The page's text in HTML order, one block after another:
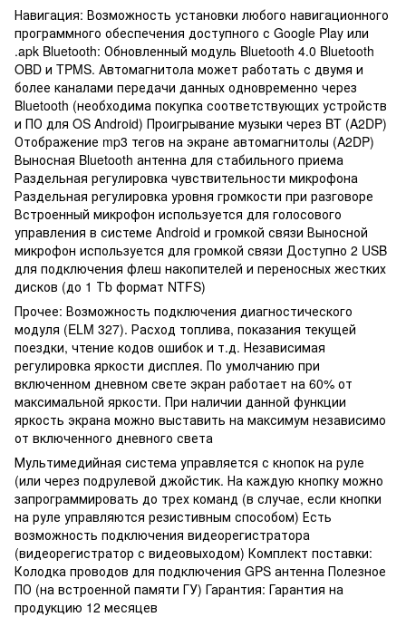
Навигация: Возможность установки любого навигационного
программного обеспечения доступного с Google Play или
.apk Bluetooth: Обновленный модуль Bluetooth 4.0 Bluetooth
OBD и TPMS. Автомагнитола может работать с двумя и
более каналами передачи данных одновременно через
Bluetooth (необходима покупка соответствующих устройств
и ПО для OS Android) Проигрывание музыки через BT (A2DP)
Отображение mp3 тегов на экране автомагнитолы (A2DP)
Выносная Bluetooth антенна для стабильного приема
Раздельная регулировка чувствительности микрофона
Раздельная регулировка уровня громкости при разговоре
Встроенный микрофон используется для голосового
управления в системе Android и громкой связи Выносной
микрофон используется для громкой связи Доступно 2 USB
для подключения флеш накопителей и переносных жестких
дисков (до 1 Тb формат NTFS)
Прочее: Возможность подключения диагностического
модуля (ELM 327). Расход топлива, показания текущей
поездки, чтение кодов ошибок и т.д. Независимая
регулировка яркости дисплея. По умолчанию при
включенном дневном свете экран работает на 60% от
максимальной яркости. При наличии данной функции
яркость экрана можно выставить на максимум независимо
от включенного дневного света
Мультимедийная система управляется с кнопок на руле
(или через подрулевой джойстик. На каждую кнопку можно
запрограммировать до трех команд (в случае, если кнопки
на руле управляются резистивным способом) Есть
возможность подключения видеорегистратора
(видеорегистратор с видеовыходом) Комплект поставки:
Колодка проводов для подключения GPS антенна Полезное
ПО (на встроенной памяти ГУ) Гарантия: Гарантия на
продукцию 12 месяцев